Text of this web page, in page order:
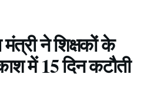
मंत्री ने शिक्षकों के
में 15 दिन कटौती